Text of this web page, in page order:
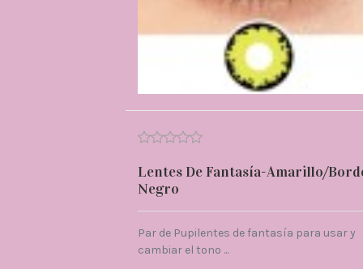
Lentes De Fantasía-Amarillo/
Negro
Par de Pupilentes de fantasía para usar y
cambiar el tono ...